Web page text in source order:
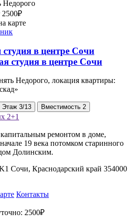
Недорого
2500₽
карте
в центре Сочи
Недорого, локация квартиры:
Этаж 3/13 Вместимость 2
2+1
ремонтом в доме,
19 века потомком старинного
Долинским.
Сочи, Краснодарский край 354000
Контакты
2500₽